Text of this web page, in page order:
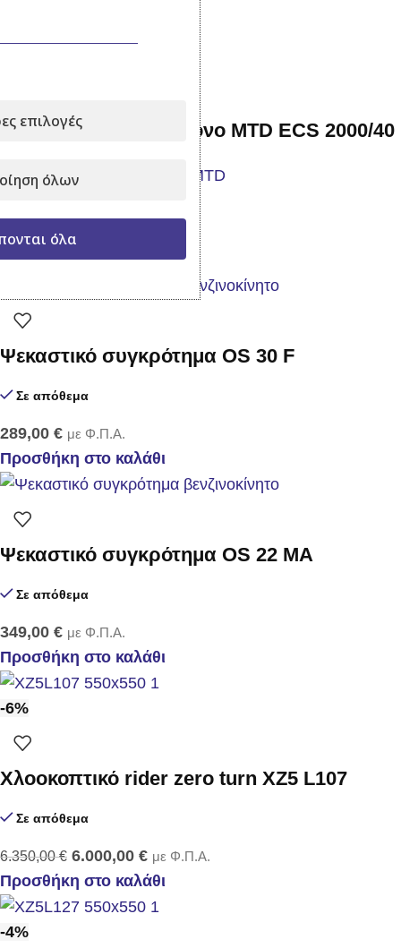
Ηλεκτρικό Αλυσοπρίονο MTD ECS 2000/40
149,00 € 119,00
Προσθήκη στο καλάθι
Ψεκαστικό συγκρότημα OS 30 F
Σε απόθεμα
289,00 € με Φ.Π.Α.
Προσθήκη στο καλάθι
Ψεκαστικό συγκρότημα OS 22 MA
Σε απόθεμα
349,00 € με Φ.Π.Α.
Προσθήκη στο καλάθι
-6%
Χλοοκοπτικό rider zero turn XZ5 L107
Σε απόθεμα
6.350,00€ 6.000,00 € με Φ.Π.Α.
Προσθήκη στο καλάθι
-4%
επιλογές
όλων
όλα